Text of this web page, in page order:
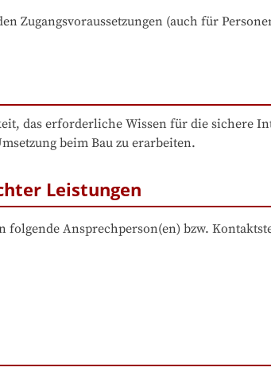
Zugangsvoraussetzungen (auch für
das erforderliche Wissen für die sichere
beim Bau zu erarbeiten.
Leistungen
folgende Ansprechperson(en) bzw.